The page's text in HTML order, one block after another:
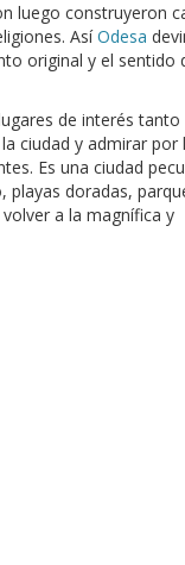
luego construyeron
AsíOdesa
original y el sentido
de interés tanto
ciudad y admirar por
Es una ciudad
playas doradas,
a la magnífica y